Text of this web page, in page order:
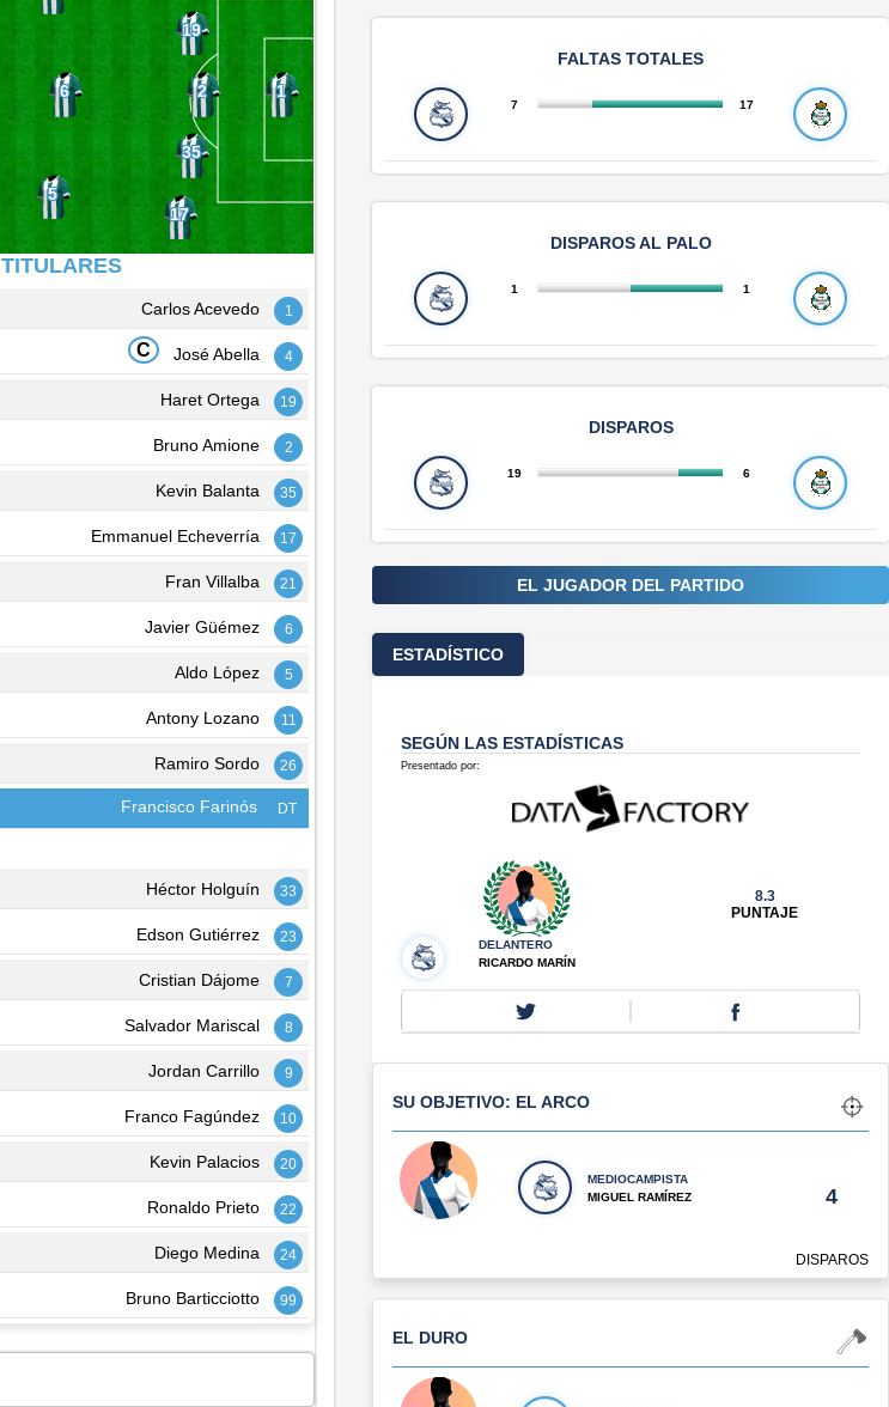
FALTAS TOTALES
7 17
DISPAROS AL PALO
1 1
DISPAROS
19 6
1
19
2
35
17
6
5
TITULARES
1
Carlos Acevedo
4
José Abella
C
19
Haret Ortega
2
Bruno Amione
35
Kevin Balanta
17
Emmanuel Echeverría
21
Fran Villalba
6
Javier Güémez
5
Aldo López
11
Antony Lozano
26
Ramiro Sordo
DT
Francisco Farinós
33
Héctor Holguín
23
Edson Gutiérrez
7
Cristian Dájome
8
Salvador Mariscal
9
Jordan Carrillo
10
Franco Fagúndez
20
Kevin Palacios
22
Ronaldo Prieto
24
Diego Medina
99
Bruno Barticciotto
EL JUGADOR DEL PARTIDO
ESTADÍSTICO
SEGÚN LAS ESTADÍSTICAS
Presentado por:
DELANTERO
RICARDO MARÍN
8.3
PUNTAJE
SU OBJETIVO: EL ARCO
MEDIOCAMPISTA
MIGUEL RAMÍREZ
4
DISPAROS
EL DURO